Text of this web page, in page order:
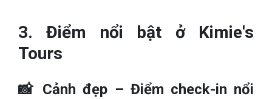
3. Điểm nổi bật ở Kimie's
Tours
📸 Cảnh đẹp – Điểm check-in nổi